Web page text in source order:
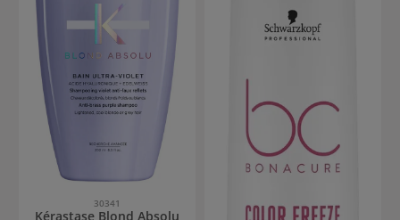
30341
Kérastase Blond Absolu